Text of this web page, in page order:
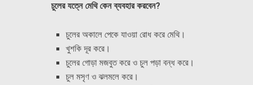
চুলের যত্নে মেথি কেন ব্যবহার করবেন?
চুলের অকালে পেকে যাওয়া রোধ করে মেথি।
খুশকি দূর করে।
চুলের গোড়া মজবুত করে ও চুল পড়া বন্ধ করে।
চুল মসৃণ ও ঝলমলে করে।